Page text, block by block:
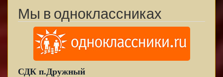
Мы в одноклассниках
СДК п.Дружный